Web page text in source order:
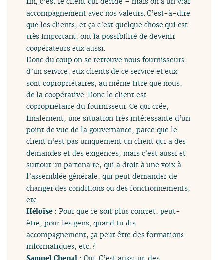
accompagnement avec nos valeurs. C’est-à-dire
que les clients, et ça c’est quelque chose qui est
très important, ont la possibilité de devenir
coopérateurs eux aussi.
Donc du coup on se retrouve nous fournisseurs
d’un service, eux clients de ce service et eux
sont copropriétaires, au même titre que nous,
de la coopérative. Donc le client est
copropriétaire du fournisseur. Ce qui crée,
finalement, une situation très intéressante d’un
point de vue de la gouvernance, parce que le
client n’est pas uniquement un client qui a des
demandes et des exigences, mais c’est aussi et
surtout un partenaire, qui a droit à une voix à
l’assemblée générale, qui peut demander de
changer des conditions ou des fonctionnements,
etc.
Héloïse :Pour que ce soit plus concret, peut-
être, pour les gens, quand tu dis
accompagnement, ça peut être des formations
informatiques, etc. ?
Samuel Chenal :Oui. C’est aussi un des